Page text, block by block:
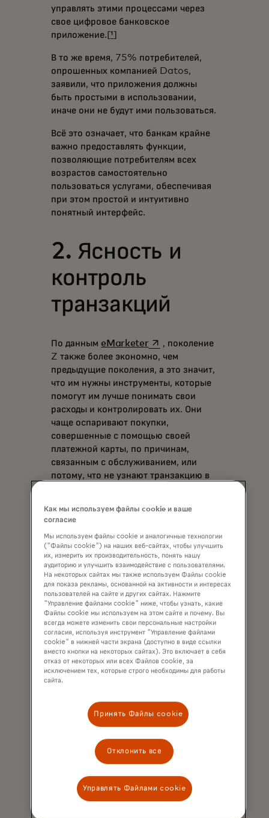
управлять этими процессами через
свое цифровое банковское
приложение.[¹]
В то же время, 75% потребителей,
опрошенных компанией Datos,
заявили, что приложения должны
быть простыми в использовании,
иначе они не будут ими пользоваться.
Всё это означает, что банкам крайне
важно предоставлять функции,
позволяющие потребителям всех
возрастов самостоятельно
пользоваться услугами, обеспечивая
при этом простой и интуитивно
понятный интерфейс.
2. Ясность и
контроль
транзакций
По данным eMarketeropens in a new tab
, поколение
Z также более экономно, чем
предыдущие поколения, а это значит,
что им нужны инструменты, которые
помогут им лучше понимать свои
расходы и контролировать их. Они
чаще оспаривают покупки,
совершенные с помощью своей
платежной карты, по причинам,
связанным с обслуживанием, или
потому, что не узнают транзакцию в
участием первого лица opens in a new tab
или
На самом деле, 42% опрошенных
представителей поколения Z заявили,
что готовы заниматься
мошенничеством со стороны первого
лица, согласноданным Fortuneopens in a new
Это значительно выше, чем в других
поколениях, и только 22%
миллениалов заявили, что так и будет.
Высокий уровень комфорта с
мошенничеством со стороны первого
лица говорит о том, что торговцы и
гораздо большим числом споров и
возвратов платежей в ближайшие
количество уже значительно выросло
за последние несколько лет.
Предоставление цифровых чеков,
повышающих прозрачность
Как мы используем файлы cookie и ваше
согласие
Мы используем файлы cookie и аналогичные технологии
("Файлы cookie") на наших веб-сайтах, чтобы улучшить
их, измерить их производительность, понять нашу
аудиторию и улучшить взаимодействие с пользователями.
На некоторых сайтах мы также используем Файлы cookie
для показа рекламы, основанной на активности и интересах
пользователей на сайте и других сайтах. Нажмите
"Управление файлами cookie" ниже, чтобы узнать, какие
Файлы cookie мы используем на этом сайте и почему. Вы
всегда можете изменить свои персональные настройки
согласия, используя инструмент "Управление файлами
cookie" в нижней части экрана (доступно в виде ссылки
вместо кнопки на некоторых сайтах). Это включает в себя
отказ от некоторых или всех Файлов cookie, за
исключением тех, которые строго необходимы для работы
сайта.
Принять Файлы cookie
Отклонить все
Управлять Файлами cookie